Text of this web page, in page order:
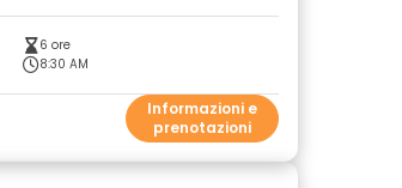
6 ore
8:30 AM
Informazioni e
prenotazioni